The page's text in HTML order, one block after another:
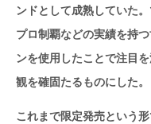
ンドとして成熟していた
プロ制覇などの実績を持
ンを使用したことで注目
観を確固たるものにした。
これまで限定発売という